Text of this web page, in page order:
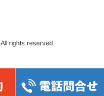
All rights reserved.